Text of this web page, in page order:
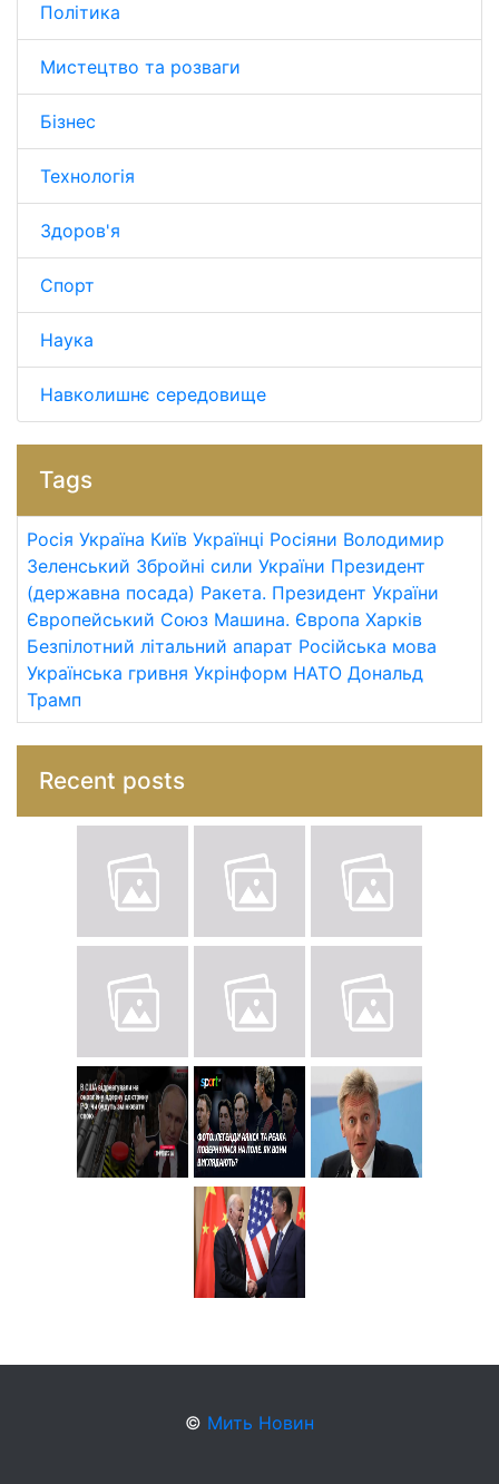
Політика
Мистецтво та розваги
Бізнес
Технологія
Здоров'я
Спорт
Наука
Навколишнє середовище
Tags
Росія Україна Київ Українці Росіяни Володимир
Зеленський Збройні сили України Президент
(державна посада) Ракета. Президент України
Європейський Союз Машина. Європа Харків
Безпілотний літальний апарат Російська мова
Українська гривня Укрінформ НАТО Дональд
Трамп
Recent posts
© Мить Новин